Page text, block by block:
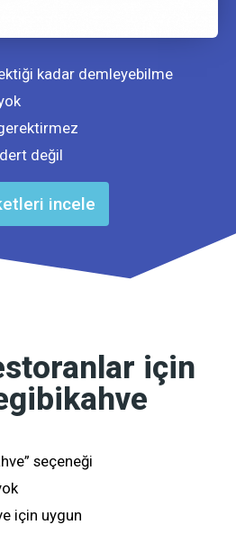
kadar demleyebilme
değil
incele
için
seçeneği
için uygun